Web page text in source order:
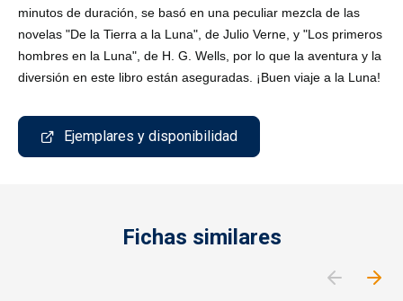
minutos de duración, se basó en una peculiar mezcla de las
novelas "De la Tierra a la Luna", de Julio Verne, y "Los primeros
hombres en la Luna", de H. G. Wells, por lo que la aventura y la
diversión en este libro están aseguradas. ¡Buen viaje a la Luna!
Ejemplares y disponibilidad
Fichas similares